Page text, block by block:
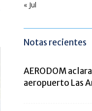
« Jul
Notas recientes
AERODOM
aeropuerto Las